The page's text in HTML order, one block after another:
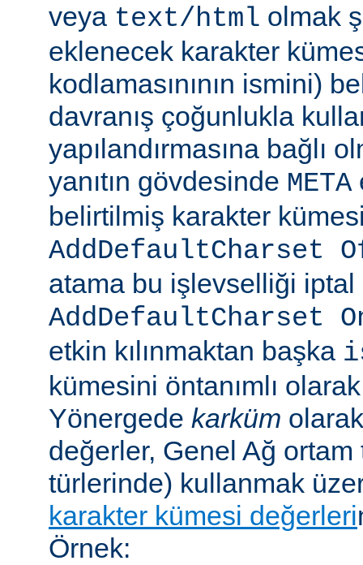
veya text/html olmak
eklenecek karakter
kodlamasınının ismini)
davranış çoğunlukla
yapılandırmasına bağlı
yanıtın gövdesinde META
belirtilmiş karakter
AddDefaultCharset
atama bu işlevselliği iptal
AddDefaultCharset
etkin kılınmaktan başka
kümesini öntanımlı
Yönergede karküm
değerler, Genel Ağ
türlerinde) kullanmak
karakter kümesi değerleri
Örnek: